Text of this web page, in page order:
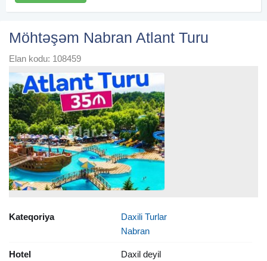
Möhtəşəm Nabran Atlant Turu
Elan kodu: 108459
Kateqoriya
Daxili Turlar
Nabran
Hotel Daxil deyil